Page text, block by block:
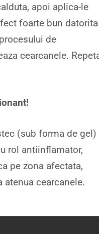
apoi aplica-le
foarte bun datorita
de
cearcanele.
(sub forma de gel)
rol antiinflamator,
pe zona afectata,
cearcanele.